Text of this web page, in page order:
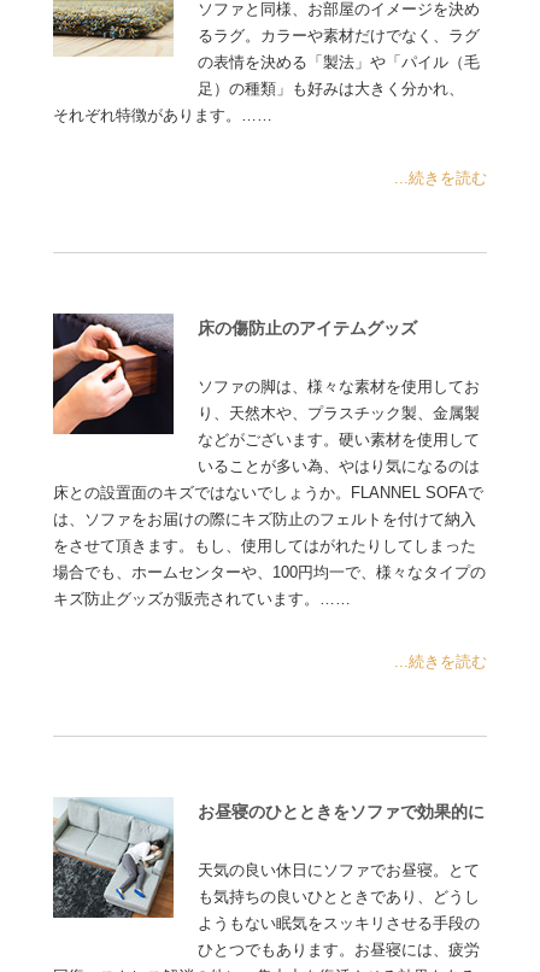
ソファと同様、お部屋のイメージを決め
るラグ。カラーや素材だけでなく、ラグ
の表情を決める「製法」や「パイル（毛
足）の種類」も好みは大きく分かれ、
それぞれ特徴があります。……
...続きを読む
床の傷防止のアイテムグッズ
ソファの脚は、様々な素材を使用してお
り、天然木や、プラスチック製、金属製
などがございます。硬い素材を使用して
いることが多い為、やはり気になるのは
床との設置面のキズではないでしょうか。FLANNEL SOFAで
は、ソファをお届けの際にキズ防止のフェルトを付けて納入
をさせて頂きます。もし、使用してはがれたりしてしまった
場合でも、ホームセンターや、100円均一で、様々なタイプの
キズ防止グッズが販売されています。……
...続きを読む
お昼寝のひとときをソファで効果的に
天気の良い休日にソファでお昼寝。とて
も気持ちの良いひとときであり、どうし
ようもない眠気をスッキリさせる手段の
ひとつでもあります。お昼寝には、疲労